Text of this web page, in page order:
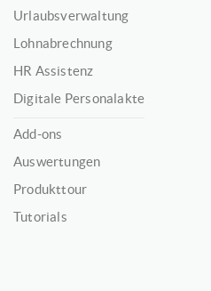
Urlaubsverwaltung
Lohnabrechnung
HR Assistenz
Digitale Personalakte
Add-ons
Auswertungen
Produkttour
Tutorials